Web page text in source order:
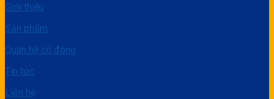
Giới thiệu
Sản phẩm
Quan hệ cổ đông
Tin tức
Liên hệ